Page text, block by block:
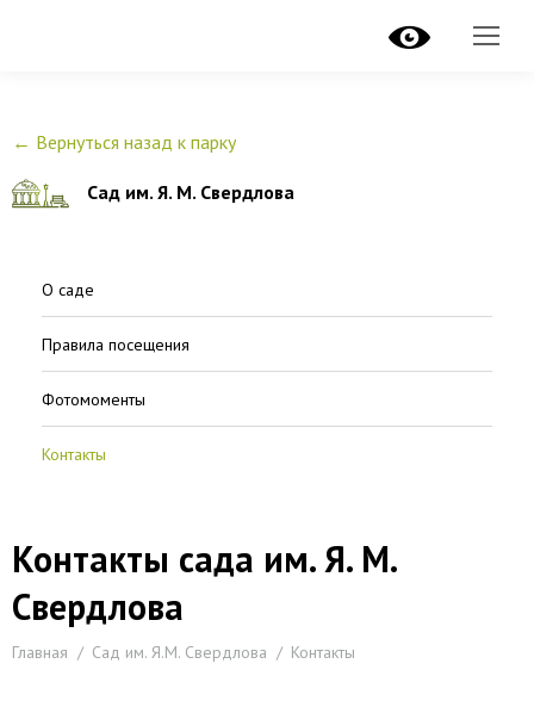
назад к парку
← Вернуться назад к парку
Сад им. Я. М. Свердлова
О саде
Правила посещения
Фотомоменты
Контакты
Контакты сада им. Я. М.
Свердлова
Вы здесь:
Главная Сад им. Я.М. Свердлова Контакты